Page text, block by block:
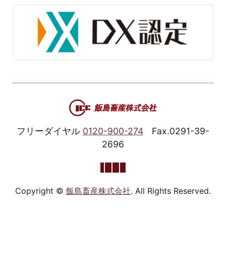
フリーダイヤル 0120-900-274
Fax.0291-39-
2696
Copyright © 飯島畜産株式会社. All Rights Reserved.